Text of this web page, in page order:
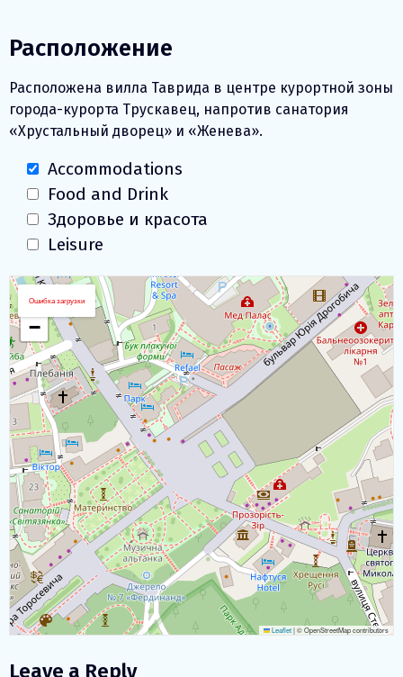
Расположение
Расположена вилла Таврида в центре курортной зоны
города-курорта Трускавец, напротив санатория
«Хрустальный дворец» и «Женева».
Accommodations
Food and Drink
Здоровье и красота
Leisure
Загрузка Карты
+
−
Leaflet|© OpenStreetMap contributors
Ошибка загрузки
Leave a Reply